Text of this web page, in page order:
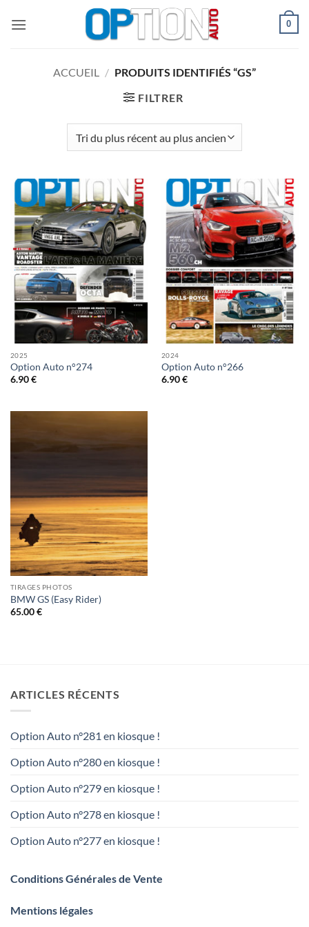
0
ACCUEIL / PRODUITS IDENTIFIÉS “GS”
FILTRER
2025
Option Auto n°274
6.90€
2024
Option Auto n°266
6.90€
TIRAGES PHOTOS
BMW GS (Easy Rider)
65.00€
ARTICLES RÉCENTS
Option Auto n°281 en kiosque !
Option Auto n°280 en kiosque !
Option Auto n°279 en kiosque !
Option Auto n°278 en kiosque !
Option Auto n°277 en kiosque !
Conditions Générales de Vente
Mentions légales